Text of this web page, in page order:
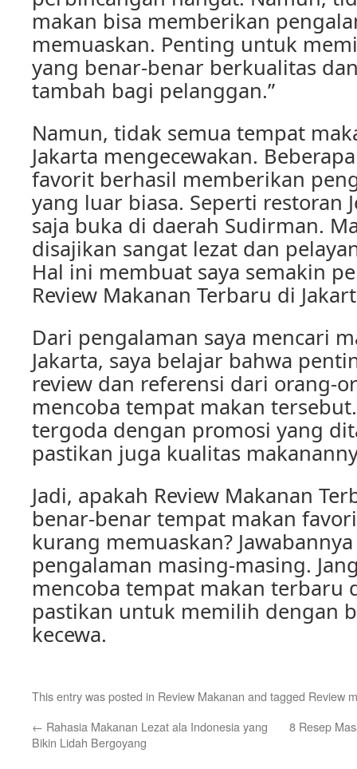
makan bisa memberikan
memuaskan. Penting untuk
yang benar-benar berkualitas
tambah bagi pelanggan.”
Namun, tidak semua tempat
Jakarta mengecewakan.
favorit berhasil memberikan
yang luar biasa. Seperti restoran
saja buka di daerah Sudirman.
disajikan sangat lezat dan
Hal ini membuat saya semakin
Review Makanan Terbaru di
Dari pengalaman saya mencari
Jakarta, saya belajar bahwa
review dan referensi dari orang-
mencoba tempat makan
tergoda dengan promosi yang
pastikan juga kualitas
Jadi, apakah Review Makanan
benar-benar tempat makan
kurang memuaskan?
pengalaman masing-masing.
mencoba tempat makan terbaru
pastikan untuk memilih dengan
kecewa.
This entry was posted in Review Makanan and tagged Review
← Rahasia Makanan Lezat ala Indonesia yang
Bikin Lidah Bergoyang
8 Resep